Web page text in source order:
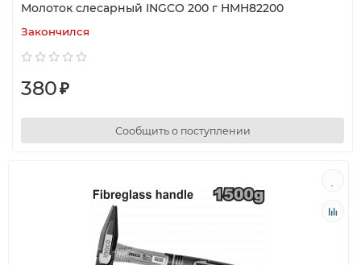
Молоток слесарный INGCO 200 г HMH82200
Закончился
380₽
Сообщить о поступлении